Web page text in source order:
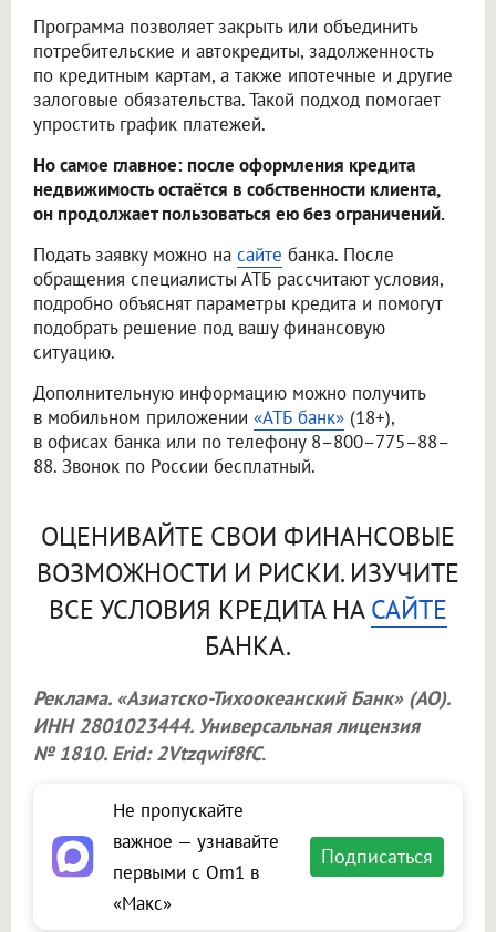
Программа позволяет закрыть или объединить
потребительские и автокредиты, задолженность
по кредитным картам, а также ипотечные и другие
залоговые обязательства. Такой подход помогает
упростить график платежей.
Но самое главное: после оформления кредита
недвижимость остаётся в собственности клиента,
он продолжает пользоваться ею без ограничений.
Подать заявку можно на сайте банка. После
обращения специалисты АТБ рассчитают условия,
подробно объяснят параметры кредита и помогут
подобрать решение под вашу финансовую
ситуацию.
Дополнительную информацию можно получить
в мобильном приложении «АТБ банк» (18+),
в офисах банка или по телефону 8–800–775–88–
88. Звонок по России бесплатный.
ОЦЕНИВАЙТЕ СВОИ ФИНАНСОВЫЕ
ВОЗМОЖНОСТИ И РИСКИ. ИЗУЧИТЕ
ВСЕ УСЛОВИЯ КРЕДИТА НАСАЙТЕ
БАНКА.
Реклама. «Азиатско-Тихоокеанский Банк» (АО).
ИНН 2801023444. Универсальная лицензия
№ 1810. Erid: 2Vtzqwif8fC.
Не пропускайте
важное — узнавайте
первыми с Om1 в
«Макс»
Подписаться